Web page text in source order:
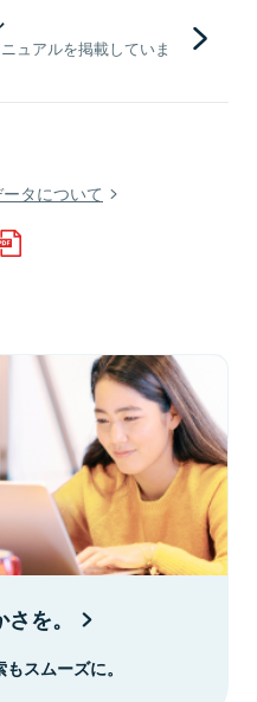
ュアルを掲載していま
タについて
を。
スムーズに。